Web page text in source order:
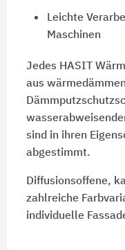
Leichte
Maschinen
Jedes HASIT
aus
sind in ihren
abgestimmt.
Diffusionsoffene,
zahlreiche
individuelle